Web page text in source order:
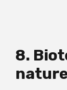
8.